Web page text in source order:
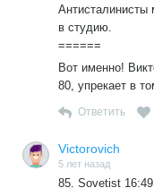
в студию.
======
Вот именно!
80, упрекает в
Ответить
Victorovich
5 лет назад
85. Sovetist 16:49